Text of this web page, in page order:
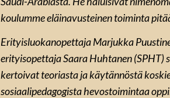
koulumme eläinavusteinen toiminta
Erityisluokanopettaja Marjukka
erityisopettaja Saara Huhtanen (SPHT)
kertoivat teoriasta ja käytännöstä
sosiaalipedagogista hevostoimintaa